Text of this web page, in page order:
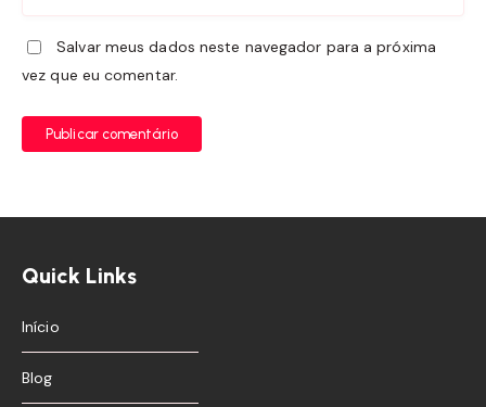
Salvar meus dados neste navegador para a próxima
vez que eu comentar.
Publicar comentário
Quick Links
Início
Blog